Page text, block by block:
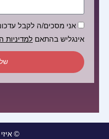
הסכמה
אני מסכים/ה לקבל
אינגליש בהתאם למדיניות
©